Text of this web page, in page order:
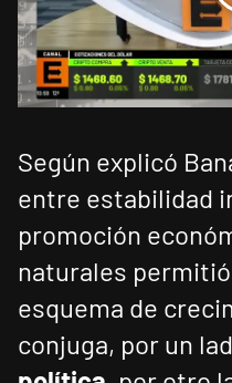
Según explicó
entre estabilidad
promoción
naturales
esquema de
conjuga, por un